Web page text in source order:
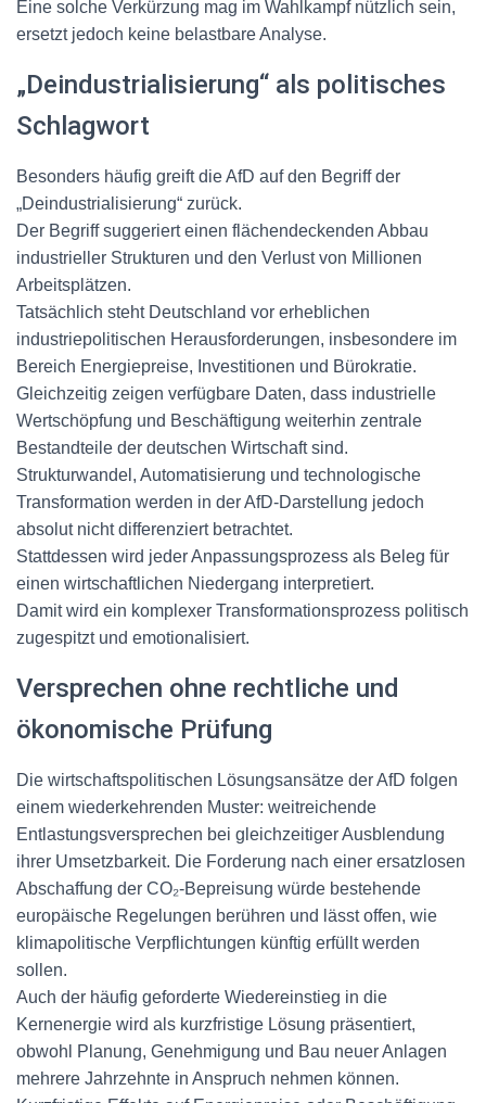
Eine solche Verkürzung mag im Wahlkampf nützlich sein,
ersetzt jedoch keine belastbare Analyse.
„Deindustrialisierung“ als politisches
Schlagwort
Besonders häufig greift die AfD auf den Begriff der
„Deindustrialisierung“ zurück.
Der Begriff suggeriert einen flächendeckenden Abbau
industrieller Strukturen und den Verlust von Millionen
Arbeitsplätzen.
Tatsächlich steht Deutschland vor erheblichen
industriepolitischen Herausforderungen, insbesondere im
Bereich Energiepreise, Investitionen und Bürokratie.
Gleichzeitig zeigen verfügbare Daten, dass industrielle
Wertschöpfung und Beschäftigung weiterhin zentrale
Bestandteile der deutschen Wirtschaft sind.
Strukturwandel, Automatisierung und technologische
Transformation werden in der AfD-Darstellung jedoch
absolut nicht differenziert betrachtet.
Stattdessen wird jeder Anpassungsprozess als Beleg für
einen wirtschaftlichen Niedergang interpretiert.
Damit wird ein komplexer Transformationsprozess politisch
zugespitzt und emotionalisiert.
Versprechen ohne rechtliche und
ökonomische Prüfung
Die wirtschaftspolitischen Lösungsansätze der AfD folgen
einem wiederkehrenden Muster: weitreichende
Entlastungsversprechen bei gleichzeitiger Ausblendung
ihrer Umsetzbarkeit. Die Forderung nach einer ersatzlosen
Abschaffung der CO₂-Bepreisung würde bestehende
europäische Regelungen berühren und lässt offen, wie
klimapolitische Verpflichtungen künftig erfüllt werden
sollen.
Auch der häufig geforderte Wiedereinstieg in die
Kernenergie wird als kurzfristige Lösung präsentiert,
obwohl Planung, Genehmigung und Bau neuer Anlagen
mehrere Jahrzehnte in Anspruch nehmen können.